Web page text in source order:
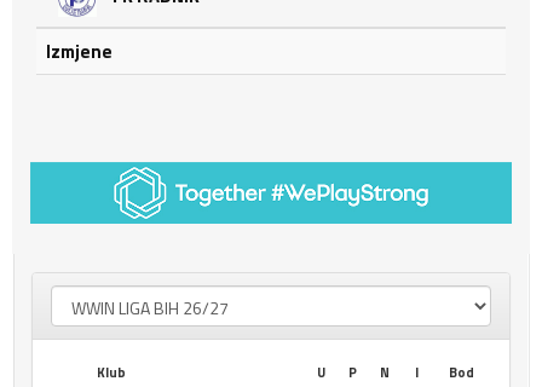
Izmjene
Klub U P N I
Bod